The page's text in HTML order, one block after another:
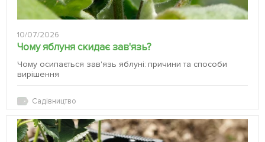
10/07/2026
Чому яблуня скидає зав'язь?
Чому осипається зав'язь яблуні: причини та способи
вирішення
Садівництво